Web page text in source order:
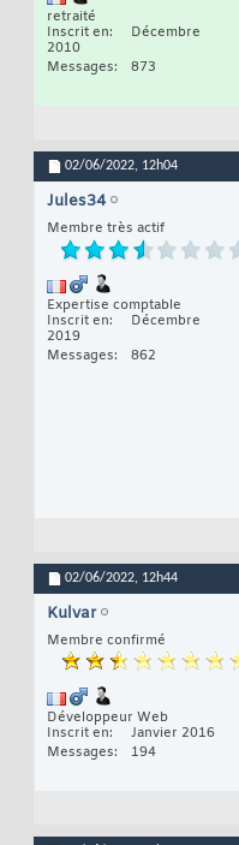
retraité
Inscrit en
Décembre
2010
Messages
873
02/06/2022, 12h04
Jules34
Membre très actif
Expertise comptable
Inscrit en
Décembre
2019
Messages
862
02/06/2022, 12h44
Kulvar
Membre confirmé
Développeur Web
Inscrit en
Janvier 2016
Messages
194